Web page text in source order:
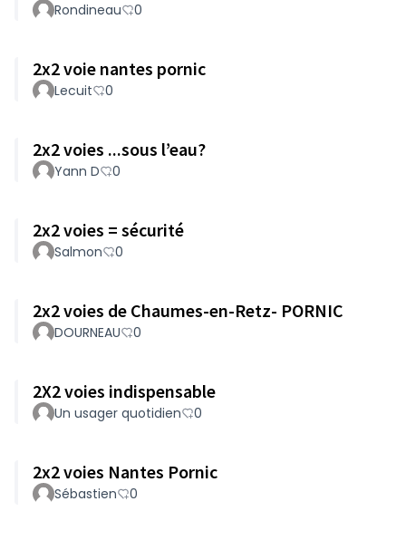
Rondineau 0
2x2 voie nantes pornic
Lecuit 0
2x2 voies ...sous l’eau?
Yann D 0
2x2 voies = sécurité
Salmon 0
2x2 voies de Chaumes-en-Retz- PORNIC
DOURNEAU 0
2X2 voies indispensable
Un usager quotidien 0
2x2 voies Nantes Pornic
Sébastien 0